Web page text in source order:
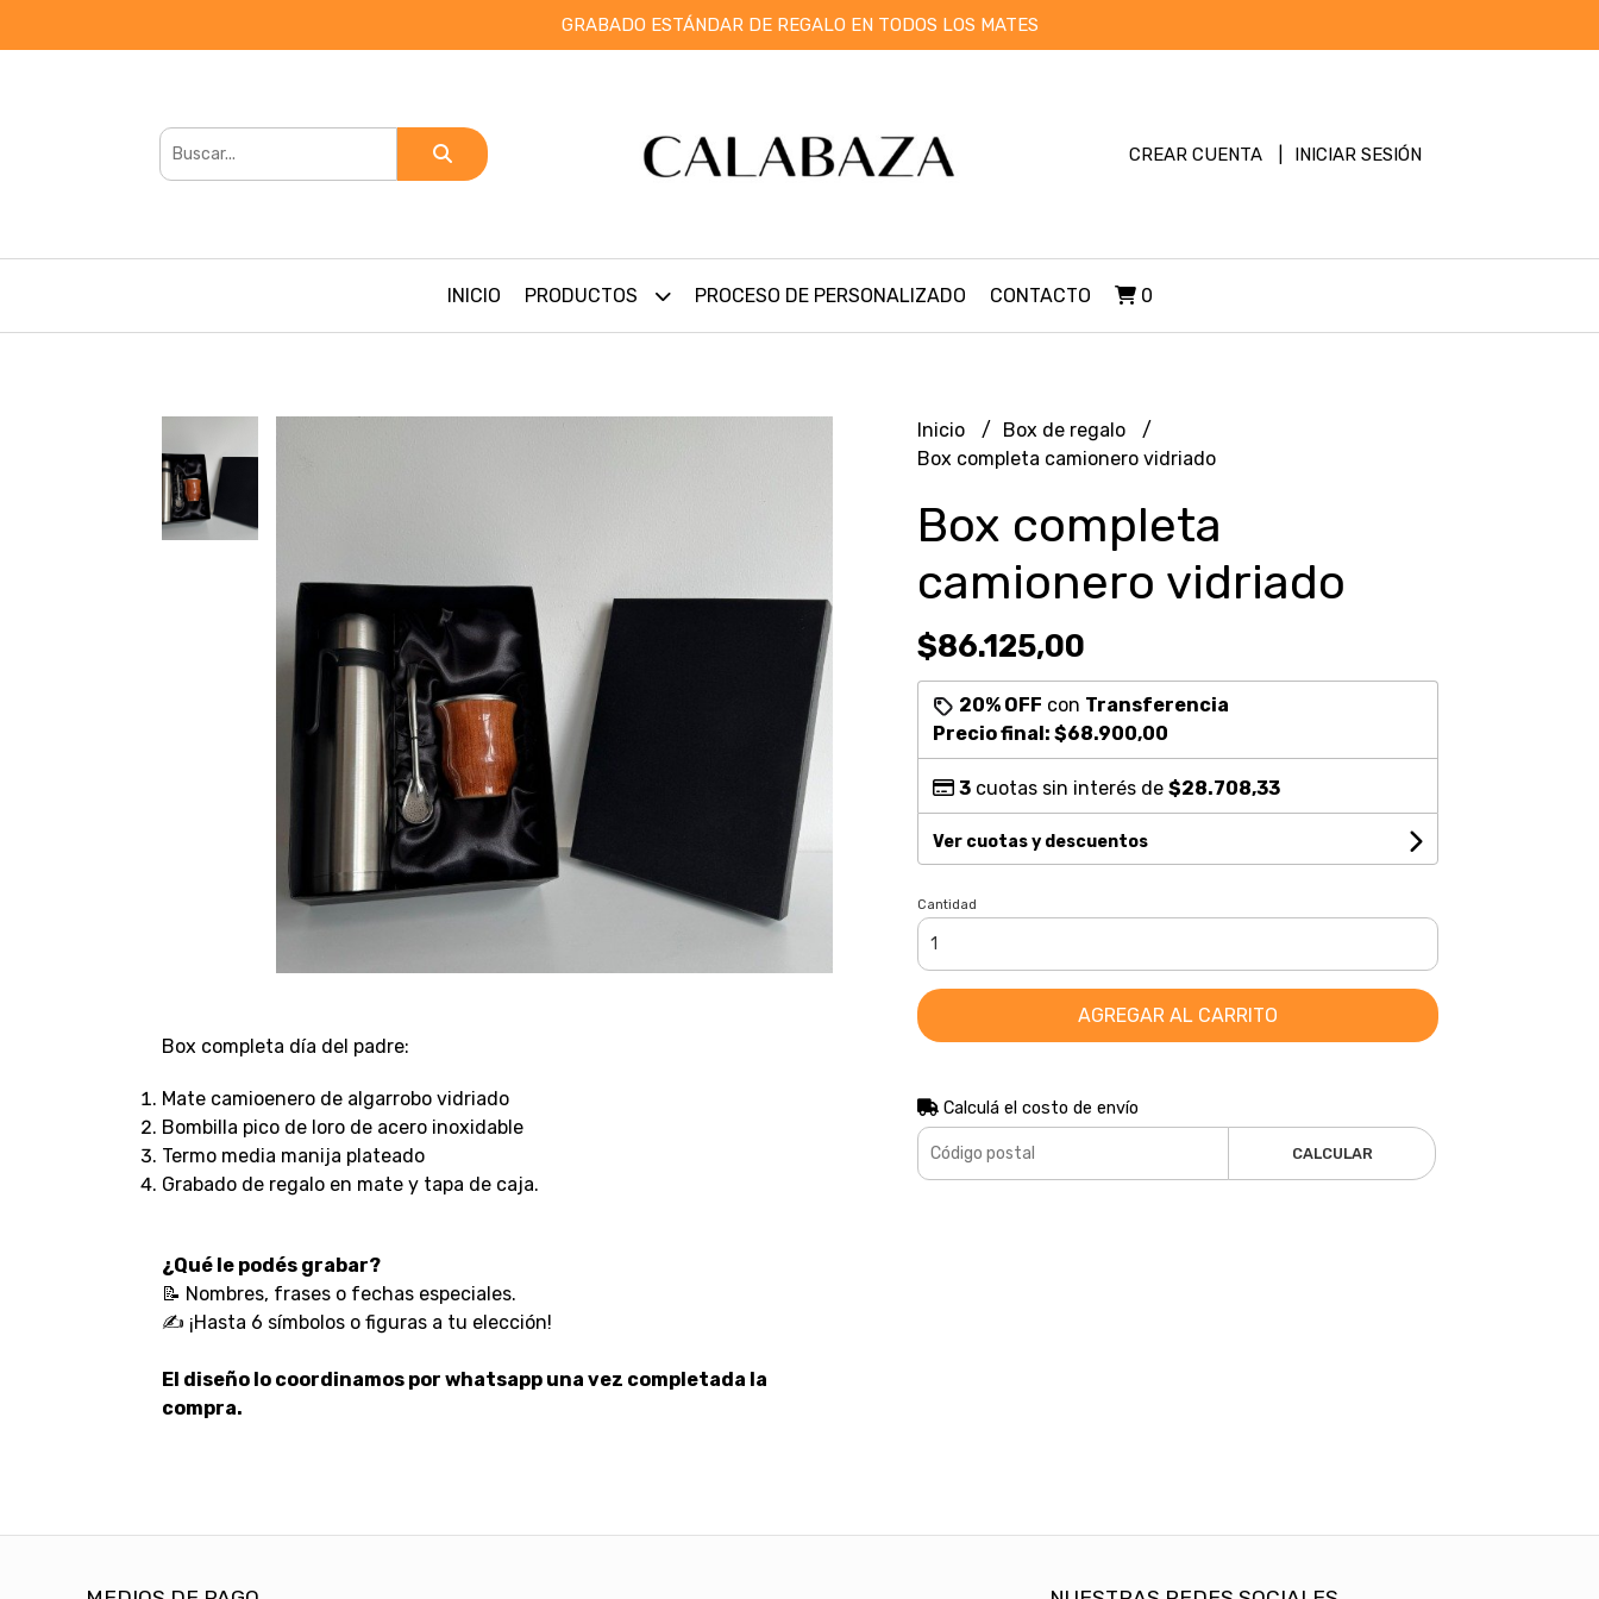
GRABADO ESTÁNDAR DE REGALO EN TODOS LOS MATES
CREAR CUENTA INICIAR SESIÓN
INICIO PRODUCTOS PROCESO DE PERSONALIZADO CONTACTO 0
Box completa día del padre:
Mate camioenero de algarrobo vidriado
Bombilla pico de loro de acero inoxidable
Termo media manija plateado
Grabado de regalo en mate y tapa de caja.
¿Qué le podés grabar?
📝 Nombres, frases o fechas especiales.
✍️ ¡Hasta 6 símbolos o figuras a tu elección!
El diseño lo coordinamos por whatsapp una vez completada la
compra.
Inicio
Box de regalo
Box completa camionero vidriado
Box completa
camionero vidriado
$86.125,00
20% OFF con Transferencia
Precio final: $68.900,00
3cuotas sin interés de $28.708,33
Ver cuotas y descuentos
Cantidad
AGREGAR AL CARRITO
Calculá el costo de envío
CALCULAR